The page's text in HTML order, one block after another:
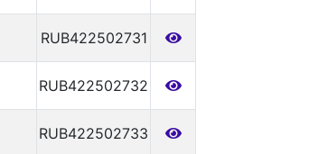
RUB422502731
RUB422502732
RUB422502733